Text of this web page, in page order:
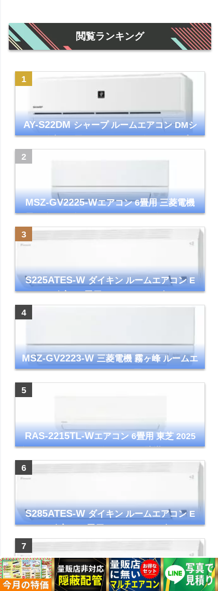
閲覧ランキング
AY-S22DMシャープ ルームエアコン DMシ
リーズ 主に6畳 ホワイト 2024年モデル プラ
MSZ-GV2225-Wエアコン 6畳用 三菱電機
霧ヶ峰 2025年モデル GVシリーズ ピュアホ
ワイト 清潔 除湿 単相100V
S225ATES-Wダイキン ルームエアコン E
シリーズ 主に6畳用 ホワイト 2025年モデル
MSZ-GV2223-W三菱電機 霧ヶ峰 ルームエ
アコン GVシリーズ おもに6畳用 ピュアホワ
RAS-2215TL-Wエアコン 6畳用 東芝 2025
年モデル TLシリーズ ホワイト 壁掛け クーラ
ー コンパクト 清潔
S285ATES-Wダイキン ルームエアコン E
シリーズ 主に10畳用 ホワイト 2025年モデル
コンパクトモデル ストリーマ